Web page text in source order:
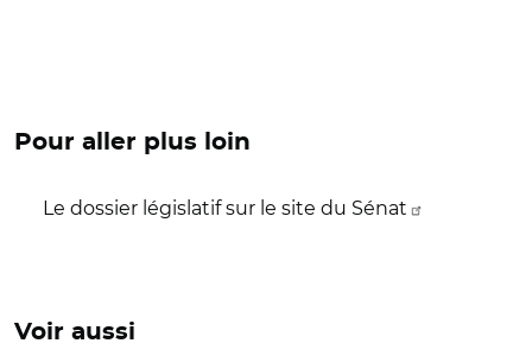
Pour aller plus loin
Le dossier législatif sur le site du Sénat
Voir aussi